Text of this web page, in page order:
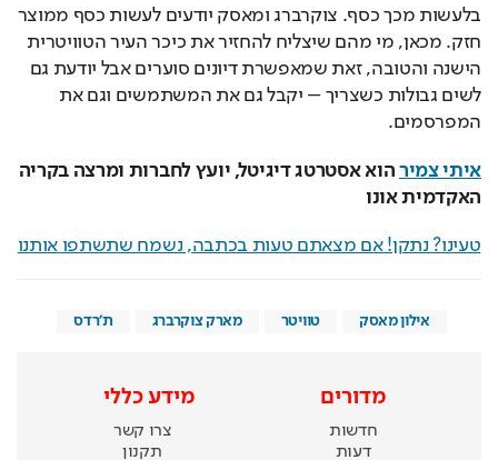
בלעשות מכך כסף. צוקרברג ומאסק יודעים לעשות כסף ממוצר
חזק. מכאן, מי מהם שיצליח להחזיר את כיכר העיר הטוויטרית
הישנה והטובה, זאת שמאפשרת דיונים סוערים אבל יודעת גם
לשים גבולות כשצריך – יקבל גם את המשתמשים וגם את
המפרסמים.
איתי צמיר
הוא אסטרטג דיגיטל, יועץ לחברות ומרצה בקריה
האקדמית אונו
טעינו? נתקן! אם מצאתם טעות בכתבה, נשמח שתשתפו אותנו
אילון מאסק טוויטר מארק צוקרברג ת'רדס
מדורים
חדשות
דעות
מידע כללי
צרו קשר
תקנון